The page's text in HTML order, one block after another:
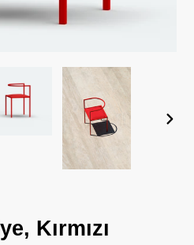
Kırmızı